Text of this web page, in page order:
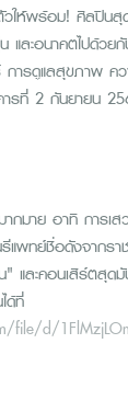
วให้พร้อม! ศิลปิ
และอนาคตไปด้ว
ารดูแลสุขภาพ ค
ารที่ 2 กันยายน
กมาย อาทิ การเ
ทย์ชื่อดังจากราช
และคอนเสิร์ตสุด
ด้ที่
file/d/